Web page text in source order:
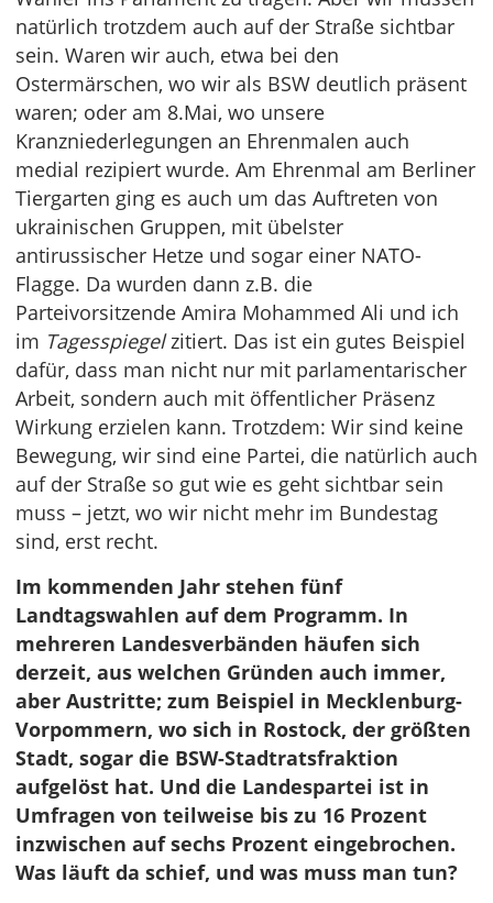
natürlich trotzdem auch auf der Straße sichtbar
sein. Waren wir auch, etwa bei den
Ostermärschen, wo wir als BSW deutlich präsent
waren; oder am 8.Mai, wo unsere
Kranzniederlegungen an Ehrenmalen auch
medial rezipiert wurde. Am Ehrenmal am Berliner
Tiergarten ging es auch um das Auftreten von
ukrainischen Gruppen, mit übelster
antirussischer Hetze und sogar einer NATO-
Flagge. Da wurden dann z.B. die
Parteivorsitzende Amira Mohammed Ali und ich
im Tagesspiegelzitiert. Das ist ein gutes Beispiel
dafür, dass man nicht nur mit parlamentarischer
Arbeit, sondern auch mit öffentlicher Präsenz
Wirkung erzielen kann. Trotzdem: Wir sind keine
Bewegung, wir sind eine Partei, die natürlich auch
auf der Straße so gut wie es geht sichtbar sein
muss – jetzt, wo wir nicht mehr im Bundestag
sind, erst recht.
Im kommenden Jahr stehen fünf
Landtagswahlen auf dem Programm. In
mehreren Landesverbänden häufen sich
derzeit, aus welchen Gründen auch immer,
aber Austritte; zum Beispiel in Mecklenburg-
Vorpommern, wo sich in Rostock, der größten
Stadt, sogar die BSW-Stadtratsfraktion
aufgelöst hat. Und die Landespartei ist in
Umfragen von teilweise bis zu 16 Prozent
inzwischen auf sechs Prozent eingebrochen.
Was läuft da schief, und was muss man tun?